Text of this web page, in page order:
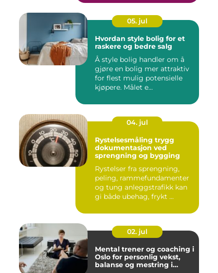
05. jul
Hvordan style bolig for et
raskere og bedre salg
Å style bolig handler om å
gjøre en bolig mer attraktiv
for flest mulig potensielle
kjøpere. Målet e...
04. jul
Rystelsesmåling trygg
dokumentasjon ved
sprengning og bygging
Rystelser fra sprengning,
peling, rammefundamenter
og tung anleggstrafikk kan
gi både ubehag, frykt ...
02. jul
Mental trener og coaching i
Oslo for personlig vekst,
balanse og mestring i